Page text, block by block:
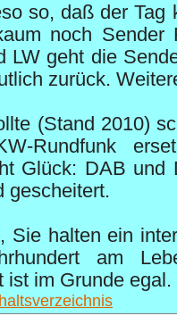
so, daß der Tag
noch Sender
LW geht die
zurück.
(Stand 2010)
Rundfunk
Glück: DAB
gescheitert.
Sie halten ein
am
ist im Grunde egal.